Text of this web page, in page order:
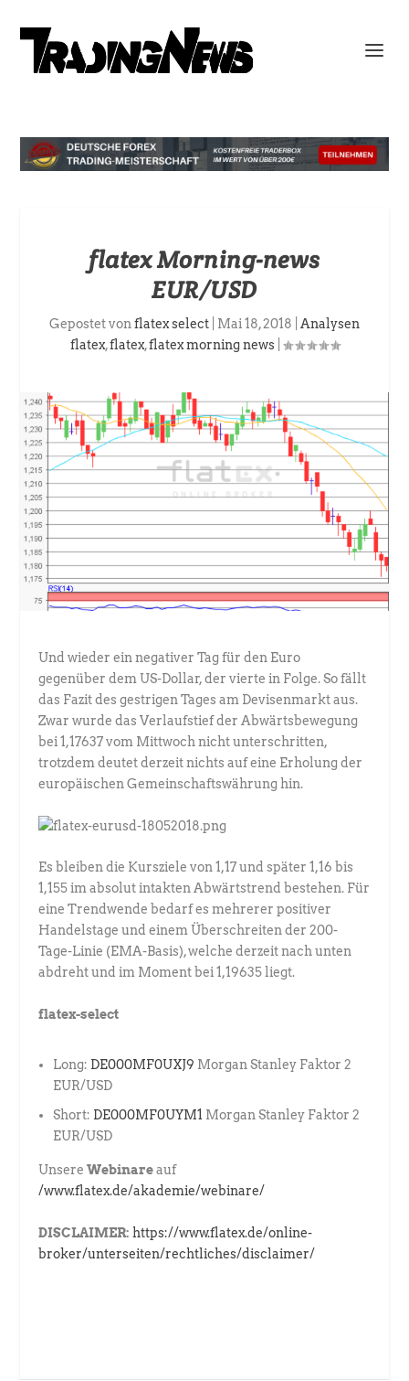
flatex Morning-news
EUR/USD
Gepostet vonflatex select Mai 18, 2018
Analysen
flatex,flatex,flatex morning news|
Und wieder ein negativer Tag für den Euro
gegenüber dem US-Dollar, der vierte in Folge. So fällt
das Fazit des gestrigen Tages am Devisenmarkt aus.
Zwar wurde das Verlaufstief der Abwärtsbewegung
bei 1,17637 vom Mittwoch nicht unterschritten,
trotzdem deutet derzeit nichts auf eine Erholung der
europäischen Gemeinschaftswährung hin.
Es bleiben die Kursziele von 1,17 und später 1,16 bis
1,155 im absolut intakten Abwärtstrend bestehen. Für
eine Trendwende bedarf es mehrerer positiver
Handelstage und einem Überschreiten der 200-
Tage-Linie (EMA-Basis), welche derzeit nach unten
abdreht und im Moment bei 1,19635 liegt.
flatex-select
Long: DE000MF0UXJ9 Morgan Stanley Faktor 2
EUR/USD
Short: DE000MF0UYM1 Morgan Stanley Faktor 2
EUR/USD
UnsereWebinareauf
/www.flatex.de/akademie/webinare/
DISCLAIMER: https://www.flatex.de/online-
broker/unterseiten/rechtliches/disclaimer/